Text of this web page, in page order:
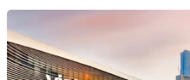
16/12/2016 04:26
Tiền vệ Lương Xuân Trường của
đang đứng trước cơ hội chiến
chọn danh hiệu Cầu thủ xuất sắc